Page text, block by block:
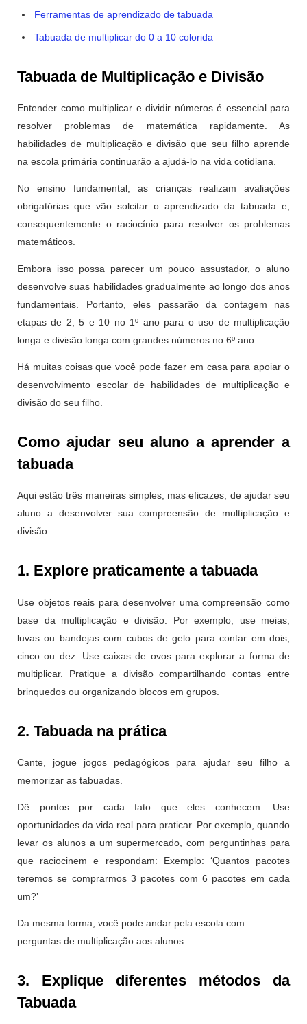
Ferramentas de aprendizado de tabuada
Tabuada de multiplicar do 0 a 10 colorida
Tabuada de Multiplicação e Divisão
Entender como multiplicar e dividir números é essencial para
resolver problemas de matemática rapidamente. As
habilidades de multiplicação e divisão que seu filho aprende
na escola primária continuarão a ajudá-lo na vida cotidiana.
No ensino fundamental, as crianças realizam avaliações
obrigatórias que vão solcitar o aprendizado da tabuada e,
consequentemente o raciocínio para resolver os problemas
matemáticos.
Embora isso possa parecer um pouco assustador, o aluno
desenvolve suas habilidades gradualmente ao longo dos anos
fundamentais. Portanto, eles passarão da contagem nas
etapas de 2, 5 e 10 no 1º ano para o uso de multiplicação
longa e divisão longa com grandes números no 6º ano.
Há muitas coisas que você pode fazer em casa para apoiar o
desenvolvimento escolar de habilidades de multiplicação e
divisão do seu filho.
Como ajudar seu aluno a aprender a
tabuada
Aqui estão três maneiras simples, mas eficazes, de ajudar seu
aluno a desenvolver sua compreensão de multiplicação e
divisão.
1. Explore praticamente a tabuada
Use objetos reais para desenvolver uma compreensão como
base da multiplicação e divisão. Por exemplo, use meias,
luvas ou bandejas com cubos de gelo para contar em dois,
cinco ou dez. Use caixas de ovos para explorar a forma de
multiplicar. Pratique a divisão compartilhando contas entre
brinquedos ou organizando blocos em grupos.
2. Tabuada na prática
Cante, jogue jogos pedagógicos para ajudar seu filho a
memorizar as tabuadas.
Dê pontos por cada fato que eles conhecem. Use
oportunidades da vida real para praticar. Por exemplo, quando
levar os alunos a um supermercado, com perguntinhas para
que raciocinem e respondam: Exemplo: ‘Quantos pacotes
teremos se comprarmos 3 pacotes com 6 pacotes em cada
um?’
Da mesma forma, você pode andar pela escola com
perguntas de multiplicação aos alunos
3. Explique diferentes métodos da
Tabuada